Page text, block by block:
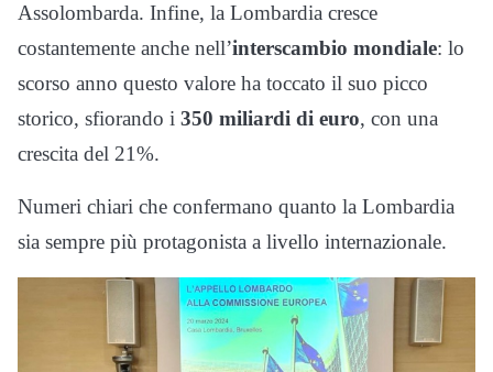
Assolombarda. Infine, la Lombardia cresce
costantemente anche nell’interscambio mondiale: lo
scorso anno questo valore ha toccato il suo picco
storico, sfiorando i 350 miliardi di euro, con una
crescita del 21%.
Numeri chiari che confermano quanto la Lombardia
sia sempre più protagonista a livello internazionale.